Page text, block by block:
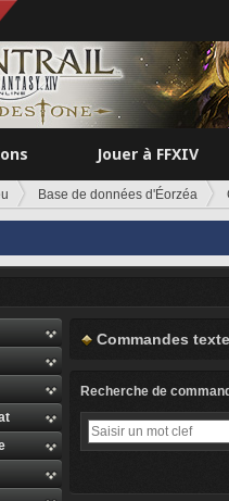
Jouer à FFXIV
Base de données d'Éorzéa
Commandes texte
Recherche de